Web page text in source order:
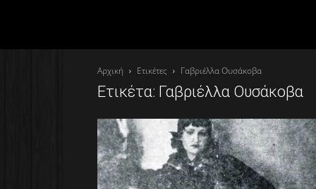
Αρχική Ετικέτες Γαβριέλλα Ουσάκοβα
Ετικέτα: Γαβριέλλα Ουσάκοβα